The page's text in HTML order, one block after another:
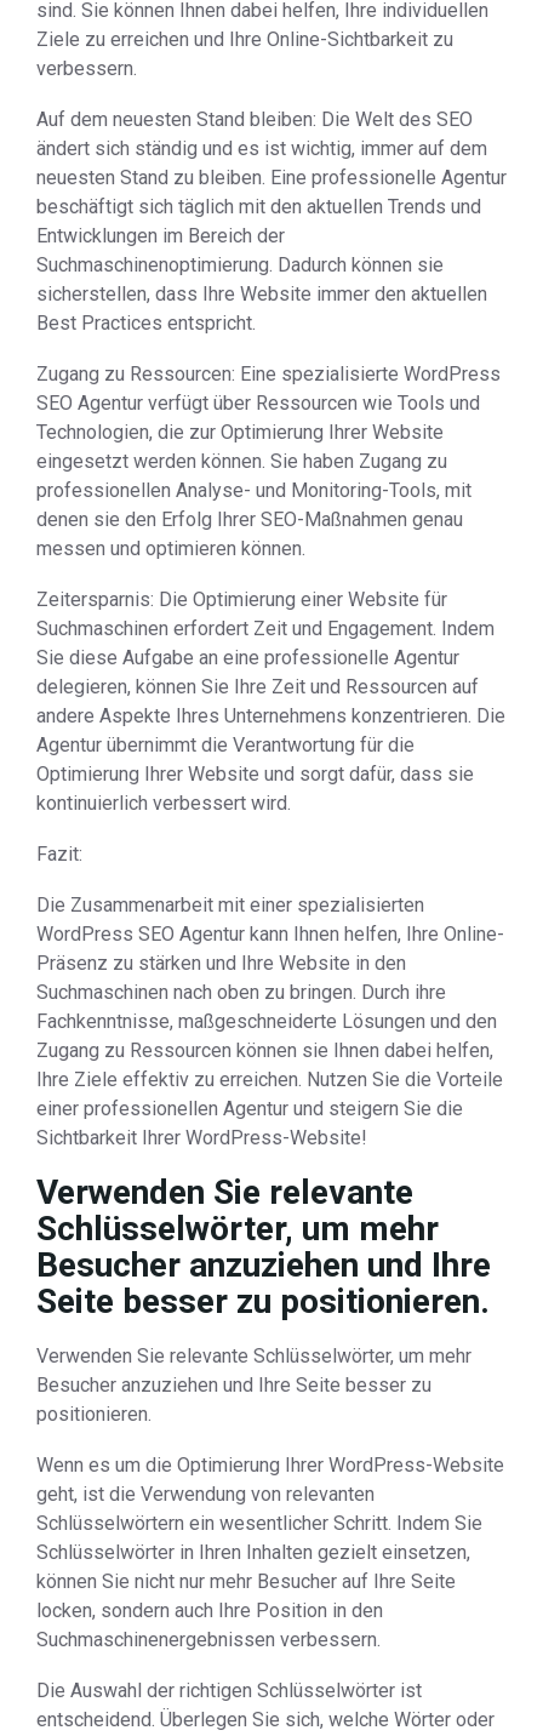
sind. Sie können Ihnen dabei helfen, Ihre individuellen
Ziele zu erreichen und Ihre Online-Sichtbarkeit zu
verbessern.
Auf dem neuesten Stand bleiben: Die Welt des SEO
ändert sich ständig und es ist wichtig, immer auf dem
neuesten Stand zu bleiben. Eine professionelle Agentur
beschäftigt sich täglich mit den aktuellen Trends und
Entwicklungen im Bereich der
Suchmaschinenoptimierung. Dadurch können sie
sicherstellen, dass Ihre Website immer den aktuellen
Best Practices entspricht.
Zugang zu Ressourcen: Eine spezialisierte WordPress
SEO Agentur verfügt über Ressourcen wie Tools und
Technologien, die zur Optimierung Ihrer Website
eingesetzt werden können. Sie haben Zugang zu
professionellen Analyse- und Monitoring-Tools, mit
denen sie den Erfolg Ihrer SEO-Maßnahmen genau
messen und optimieren können.
Zeitersparnis: Die Optimierung einer Website für
Suchmaschinen erfordert Zeit und Engagement. Indem
Sie diese Aufgabe an eine professionelle Agentur
delegieren, können Sie Ihre Zeit und Ressourcen auf
andere Aspekte Ihres Unternehmens konzentrieren. Die
Agentur übernimmt die Verantwortung für die
Optimierung Ihrer Website und sorgt dafür, dass sie
kontinuierlich verbessert wird.
Fazit:
Die Zusammenarbeit mit einer spezialisierten
WordPress SEO Agentur kann Ihnen helfen, Ihre Online-
Präsenz zu stärken und Ihre Website in den
Suchmaschinen nach oben zu bringen. Durch ihre
Fachkenntnisse, maßgeschneiderte Lösungen und den
Zugang zu Ressourcen können sie Ihnen dabei helfen,
Ihre Ziele effektiv zu erreichen. Nutzen Sie die Vorteile
einer professionellen Agentur und steigern Sie die
Sichtbarkeit Ihrer WordPress-Website!
Verwenden Sie relevante
Schlüsselwörter, um mehr
Besucher anzuziehen und Ihre
Seite besser zu positionieren.
Verwenden Sie relevante Schlüsselwörter, um mehr
Besucher anzuziehen und Ihre Seite besser zu
positionieren.
Wenn es um die Optimierung Ihrer WordPress-Website
geht, ist die Verwendung von relevanten
Schlüsselwörtern ein wesentlicher Schritt. Indem Sie
Schlüsselwörter in Ihren Inhalten gezielt einsetzen,
können Sie nicht nur mehr Besucher auf Ihre Seite
locken, sondern auch Ihre Position in den
Suchmaschinenergebnissen verbessern.
Die Auswahl der richtigen Schlüsselwörter ist
entscheidend. Überlegen Sie sich, welche Wörter oder